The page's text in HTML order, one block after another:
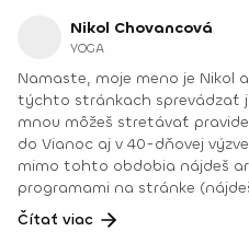
Nikol Chovancová
YOGA
Namaste, moje meno je Nikol a teším sa, že ťa môžem na
týchto stránkach sprevádzať jogou . Okrem toho sa so
mnou môžeš stretávať
do Vianoc aj v 40-dňovej výzve Harmónia tela a duše , ktorú
mimo tohto obdobia nájdeš
programami na stránke (nájdeš ich naspodku). Niečo o mne.
Od detstva som sa venovala
tancu, pri ktorom som cítila
Čítať viac